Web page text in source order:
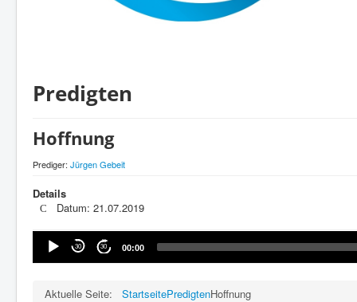
Predigten
Hoffnung
Prediger: Jürgen Gebeit
Details
Datum: 21.07.2019
Audio-
Player
30 30 00:00
Aktuelle Seite: StartseitePredigtenHoffnung